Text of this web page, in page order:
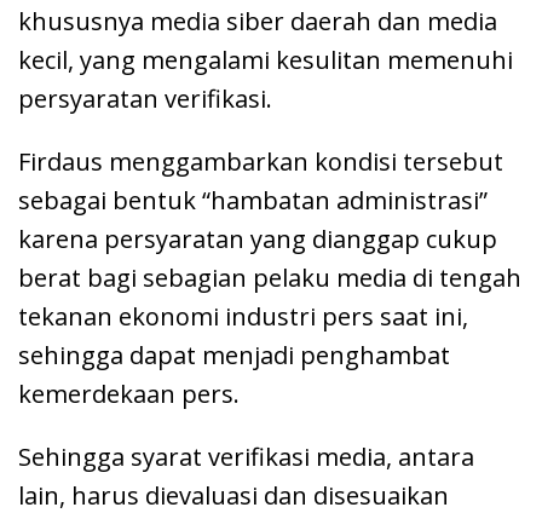
khususnya media siber daerah dan media
kecil, yang mengalami kesulitan memenuhi
persyaratan verifikasi.
Firdaus menggambarkan kondisi tersebut
sebagai bentuk “hambatan administrasi”
karena persyaratan yang dianggap cukup
berat bagi sebagian pelaku media di tengah
tekanan ekonomi industri pers saat ini,
sehingga dapat menjadi penghambat
kemerdekaan pers.
Sehingga syarat verifikasi media, antara
lain, harus dievaluasi dan disesuaikan